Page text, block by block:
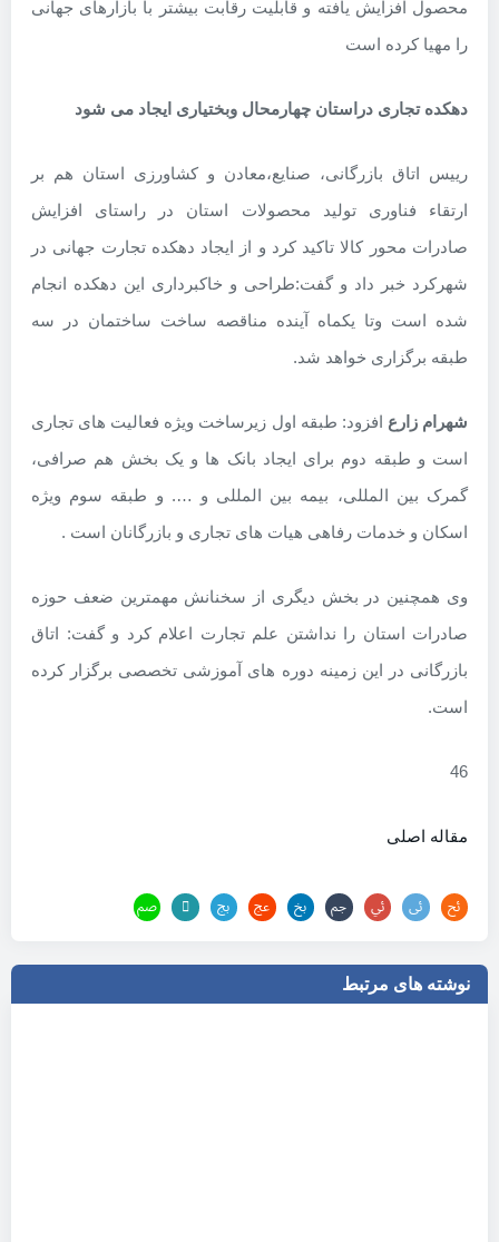
محصول افزایش یافته و قابلیت رقابت بیشتر با بازارهای جهانی
را مهیا کرده است
دهکده تجاری دراستان چهارمحال وبختیاری ایجاد می شود
رییس اتاق بازرگانی، صنایع،معادن و کشاورزی استان هم بر
ارتقاء فناوری تولید محصولات استان در راستای افزایش
صادرات محور کالا تاکید کرد و از ایجاد دهکده تجارت جهانی در
شهرکرد خبر داد و گفت:طراحی و خاکبرداری این دهکده انجام
شده است وتا یکماه آینده مناقصه ساخت ساختمان در سه
طبقه برگزاری خواهد شد.
شهرام زارع افزود: طبقه اول زیرساخت ویژه فعالیت های تجاری
است و طبقه دوم برای ایجاد بانک ها و یک بخش هم صرافی،
گمرک بین المللی، بیمه بین المللی و …. و طبقه سوم ویژه
اسکان و خدمات رفاهی هیات های تجاری و بازرگانان است .
وی همچنین در بخش دیگری از سخنانش مهمترین ضعف حوزه
صادرات استان را نداشتن علم تجارت اعلام کرد و گفت: اتاق
بازرگانی در این زمینه دوره های آموزشی تخصصی برگزار کرده
است.
46
مقاله اصلی
نوشته های مرتبط